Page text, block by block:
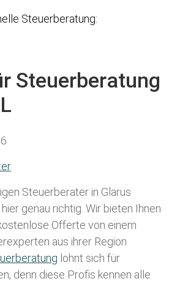
Steuerberatung:
Steuerberatung
Steuerberater in Glarus
genau richtig. Wir bieten Ihnen
Offerte von einem
aus ihrer Region
lohnt sich für
denn diese Profis kennen alle